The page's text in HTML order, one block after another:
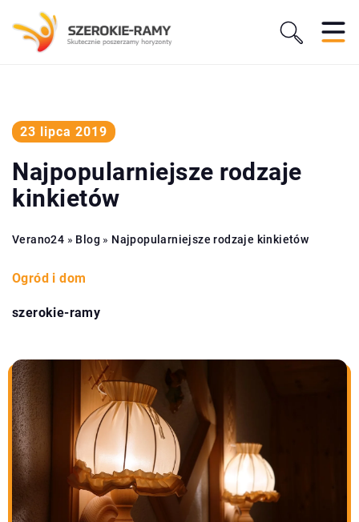
23 lipca 2019
Najpopularniejsze rodzaje
kinkietów
Verano24 » Blog » Najpopularniejsze rodzaje kinkietów
Ogród i dom
szerokie-ramy